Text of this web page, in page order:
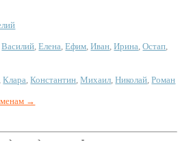
,Василий ,Елена ,Ефим ,Иван ,Ирина ,Остап
,Клара ,Константин ,Михаил ,Николай ,Роман
→